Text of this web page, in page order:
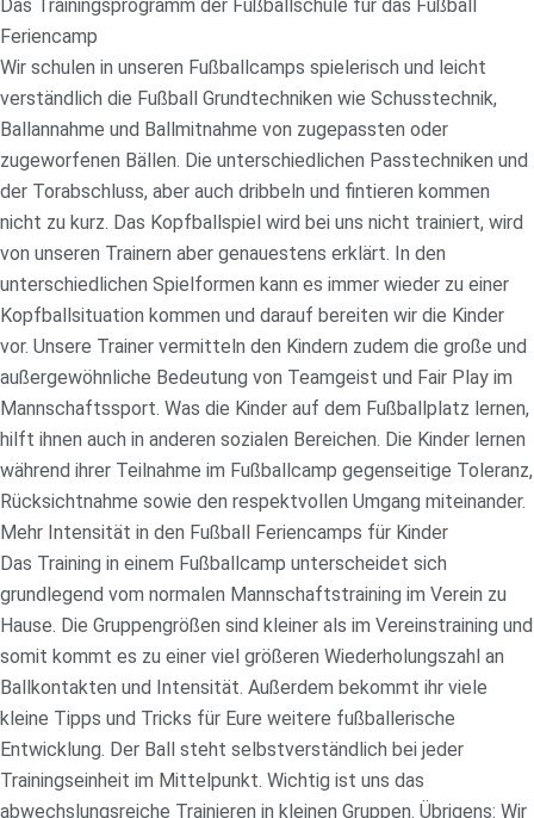
Das Trainingsprogramm der Fußballschule für das Fußball
Feriencamp
Wir schulen in unseren Fußballcamps spielerisch und leicht
verständlich die Fußball Grundtechniken wie Schusstechnik,
Ballannahme und Ballmitnahme von zugepassten oder
zugeworfenen Bällen. Die unterschiedlichen Passtechniken und
der Torabschluss, aber auch dribbeln und fintieren kommen
nicht zu kurz. Das Kopfballspiel wird bei uns nicht trainiert, wird
von unseren Trainern aber genauestens erklärt. In den
unterschiedlichen Spielformen kann es immer wieder zu einer
Kopfballsituation kommen und darauf bereiten wir die Kinder
vor. Unsere Trainer vermitteln den Kindern zudem die große und
außergewöhnliche Bedeutung von Teamgeist und Fair Play im
Mannschaftssport. Was die Kinder auf dem Fußballplatz lernen,
hilft ihnen auch in anderen sozialen Bereichen. Die Kinder lernen
während ihrer Teilnahme im Fußballcamp gegenseitige Toleranz,
Rücksichtnahme sowie den respektvollen Umgang miteinander.
Mehr Intensität in den Fußball Feriencamps für Kinder
Das Training in einem Fußballcamp unterscheidet sich
grundlegend vom normalen Mannschaftstraining im Verein zu
Hause. Die Gruppengrößen sind kleiner als im Vereinstraining und
somit kommt es zu einer viel größeren Wiederholungszahl an
Ballkontakten und Intensität. Außerdem bekommt ihr viele
kleine Tipps und Tricks für Eure weitere fußballerische
Entwicklung. Der Ball steht selbstverständlich bei jeder
Trainingseinheit im Mittelpunkt. Wichtig ist uns das
abwechslungsreiche Trainieren in kleinen Gruppen. Übrigens: Wir